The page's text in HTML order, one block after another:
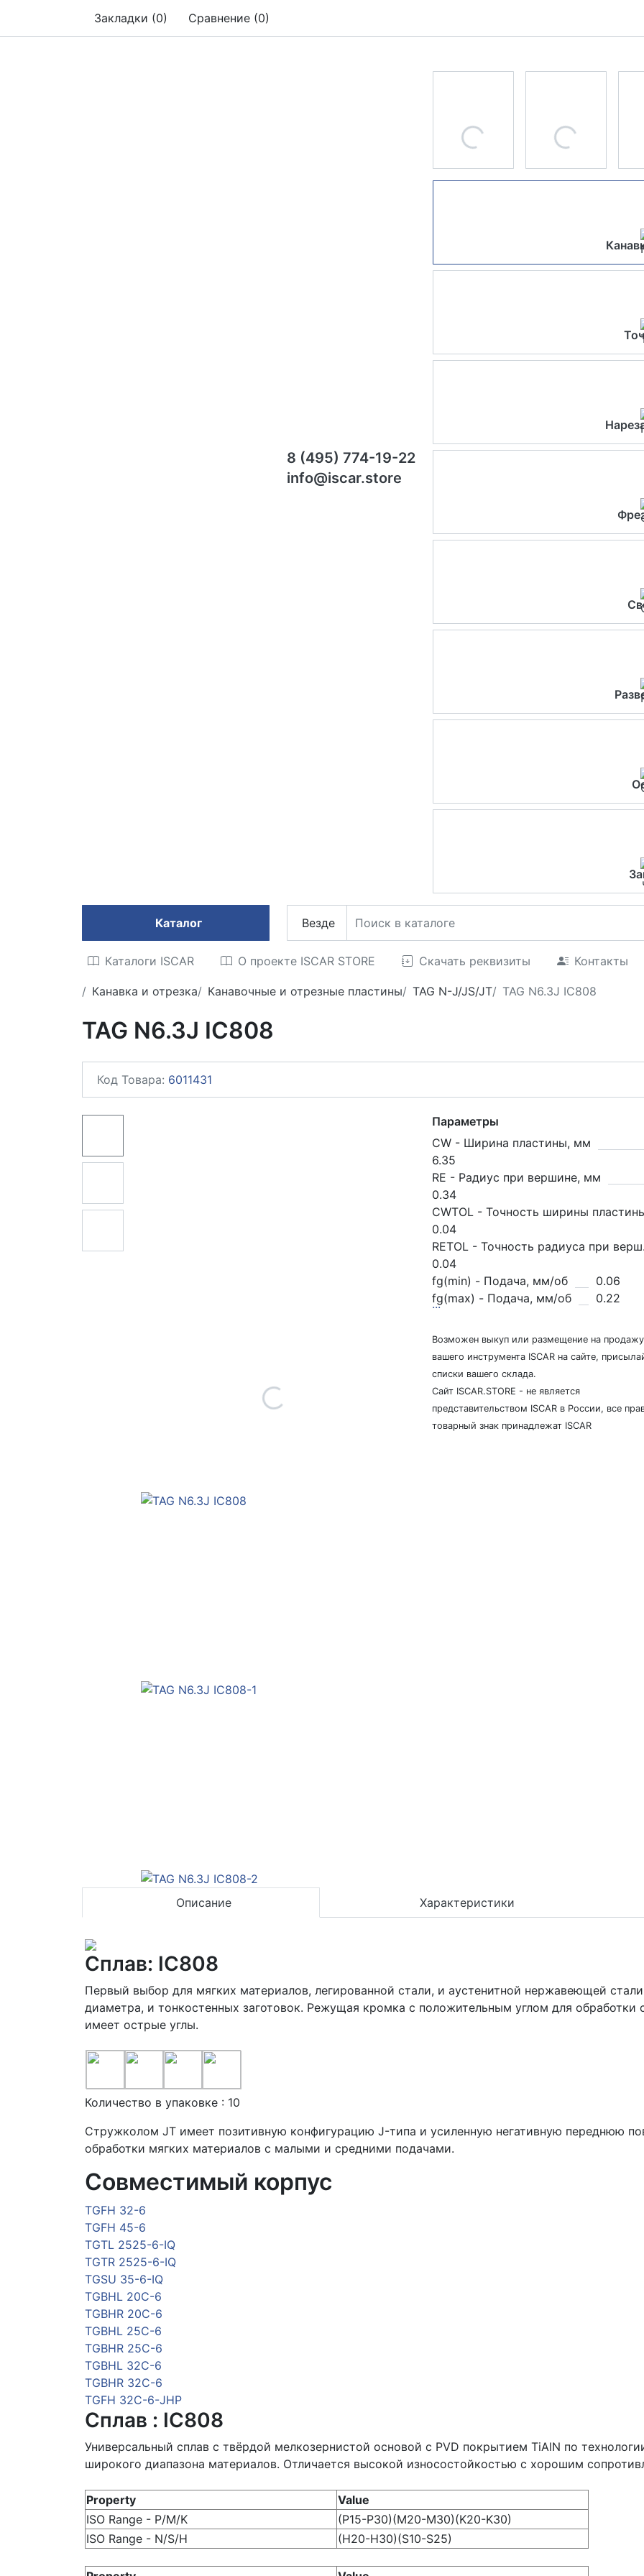
Закладки (0) Сравнение (0)
8 (495) 774-19-22
info@iscar.store
Везде
Каталог
Каталоги ISCAR О проекте ISCAR STORE Скачать реквизиты Контакты
Канавка и отрезка Канавочные и отрезные пластины TAG N-J/JS/JT TAG N6.3J IC808
TAG N6.3J IC808
Код Товара: 6011431
Параметры
CW - Ширина пластины, мм
6.35
RE - Радиус при вершине, мм
0.34
CWTOL - Точность ширины
0.04
RETOL - Точность радиуса при
0.04
fg(min) - Подача, мм/об
0.06
fg(max) - Подача, мм/об
0.22
...
Возможен выкуп или размещение на продажу
вашего инструмента ISCAR на сайте,
списки вашего склада.
Сайт ISCAR.STORE - не является
представительством ISCAR в России, все
товарный знак принадлежат ISCAR
Описание Характеристики
Сплав: IC808
Первый выбор для мягких материалов, легированной стали, и аустенитной нержавеющей
диаметра, и тонкостенных заготовок. Режущая кромка с положительным углом для
имеет острые углы.
Количество в упаковке : 10
Стружколом JT имеет позитивную конфигурацию J-типа и усиленную негативную переднюю
обработки мягких материалов с малыми и средними подачами.
Совместимый корпус
TGFH 32-6
TGFH 45-6
TGTL 2525-6-IQ
TGTR 2525-6-IQ
TGSU 35-6-IQ
TGBHL 20C-6
TGBHR 20C-6
TGBHL 25C-6
TGBHR 25C-6
TGBHL 32C-6
TGBHR 32C-6
TGFH 32C-6-JHP
Сплав : IC808
Универсальный сплав с твёрдой мелкозернистой основой с PVD покрытием TiAlN по
широкого диапазона материалов. Отличается высокой износостойкостью с хорошим
Property
Value
ISO Range - P/M/K
(P15-P30)(M20-M30)(K20-K30)
ISO Range - N/S/H
(H20-H30)(S10-S25)